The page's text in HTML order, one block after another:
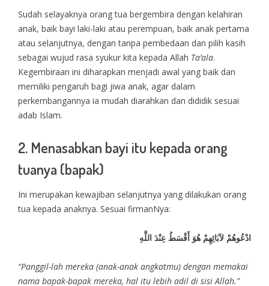
Sudah selayaknya orang tua bergembira dengan kelahiran
anak, baik bayi laki-laki atau perempuan, baik anak pertama
atau selanjutnya, dengan tanpa pembedaan dan pilih kasih
sebagai wujud rasa syukur kita kepada Allah Ta’ala.
Kegembiraan ini diharapkan menjadi awal yang baik dan
memiliki pengaruh bagi jiwa anak, agar dalam
perkembangannya ia mudah diarahkan dan dididik sesuai
adab Islam.
2. Menasabkan bayi itu kepada orang
tuanya (bapak)
Ini merupakan kewajiban selanjutnya yang dilakukan orang
tua kepada anaknya. Sesuai firmanNya:
ادْعُوهُمْ لآبَائِهِمْ هُوَ أَقْسَطُ عِنْدَ اللَّهِ
“Panggil-lah mereka (anak-anak angkatmu) dengan memakai
nama bapak-bapak mereka, hal itu lebih adil di sisi Allah.”